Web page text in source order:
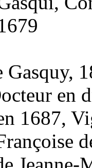
Gasquy,
en
1687,